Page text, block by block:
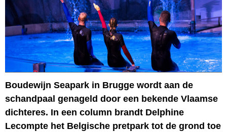
Boudewijn Seapark in Brugge wordt aan de
schandpaal genageld door een bekende Vlaamse
dichteres. In een column brandt Delphine
Lecompte het Belgische pretpark tot de grond toe